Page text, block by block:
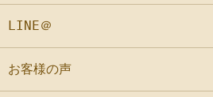
LINE＠
お客様の声